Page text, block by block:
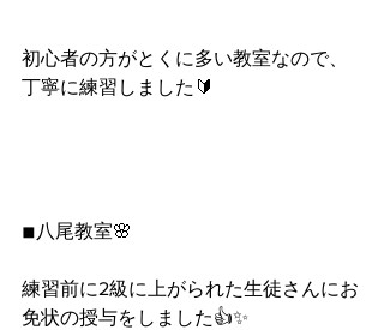
初心者の方がとくに多い教室なので、
丁寧に練習しました🔰
◾︎八尾教室🌸
練習前に2級に上がられた生徒さんにお
免状の授与をしました👍✨